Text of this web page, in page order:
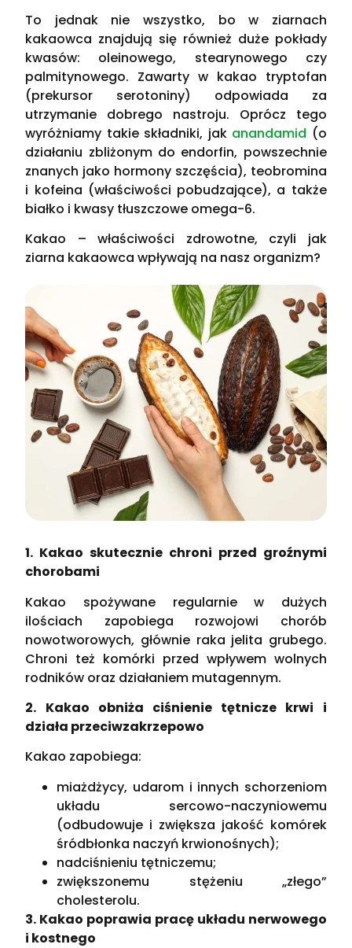
To jednak nie wszystko, bo w ziarnach
kakaowca znajdują się również duże pokłady
kwasów: oleinowego, stearynowego czy
palmitynowego. Zawarty w kakao tryptofan
(prekursor serotoniny) odpowiada za
utrzymanie dobrego nastroju. Oprócz tego
wyróżniamy takie składniki, jak anandamid (o
działaniu zbliżonym do endorfin, powszechnie
znanych jako hormony szczęścia), teobromina
i kofeina (właściwości pobudzające), a także
białko i kwasy tłuszczowe omega-6.
Kakao – właściwości zdrowotne, czyli jak
ziarna kakaowca wpływają na nasz organizm?
1. Kakao skutecznie chroni przed groźnymi
chorobami
Kakao spożywane regularnie w dużych
ilościach zapobiega rozwojowi chorób
nowotworowych, głównie raka jelita grubego.
Chroni też komórki przed wpływem wolnych
rodników oraz działaniem mutagennym.
2. Kakao obniża ciśnienie tętnicze krwi i
działa przeciwzakrzepowo
Kakao zapobiega:
miażdżycy, udarom i innych schorzeniom
układu sercowo-naczyniowemu
(odbudowuje i zwiększa jakość komórek
śródbłonka naczyń krwionośnych);
nadciśnieniu tętniczemu;
zwiększonemu stężeniu „złego”
cholesterolu.
3. Kakao poprawia pracę układu nerwowego
i kostnego